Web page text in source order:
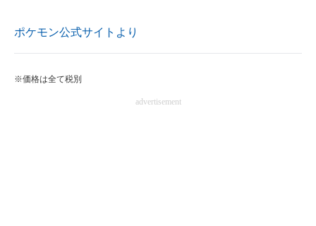
ポケモン公式サイトより
※価格は全て税別
advertisement